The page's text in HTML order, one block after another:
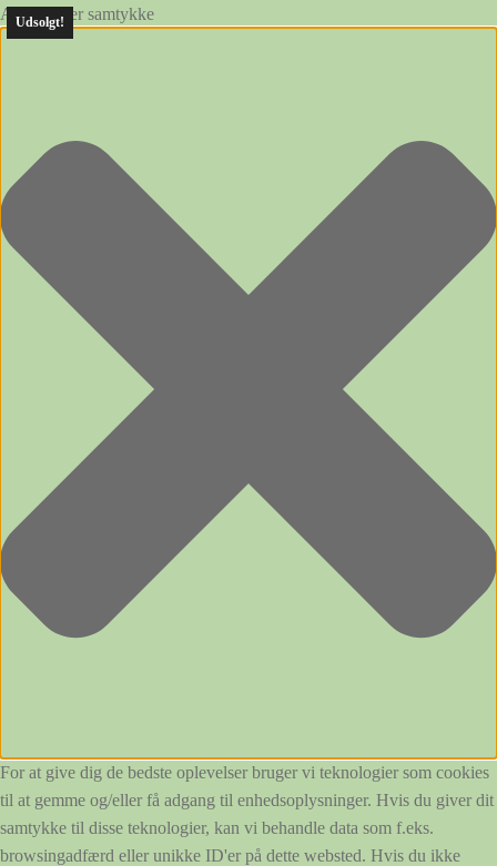
Administrer samtykke
For at give dig de bedste oplevelser bruger vi teknologier som cookies
til at gemme og/eller få adgang til enhedsoplysninger. Hvis du giver dit
samtykke til disse teknologier, kan vi behandle data som f.eks.
browsingadfærd eller unikke ID'er på dette websted. Hvis du ikke
Udsolgt!